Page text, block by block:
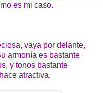
es mi caso.
vaya por delante,
armonía es bastante
y tonos bastante
atractiva.